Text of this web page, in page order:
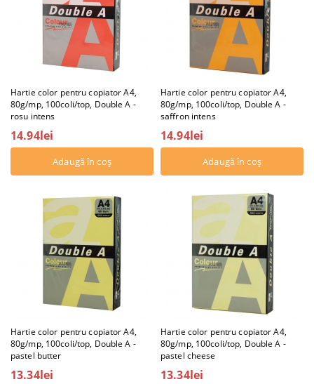
Hartie color pentru copiator A4,
80g/mp, 100coli/top, Double A -
rosu intens
14.94lei
Hartie color pentru copiator A4,
80g/mp, 100coli/top, Double A -
saffron intens
14.94lei
Hartie color pentru copiator A4,
80g/mp, 100coli/top, Double A -
pastel butter
13.34lei
Hartie color pentru copiator A4,
80g/mp, 100coli/top, Double A -
pastel cheese
13.34lei